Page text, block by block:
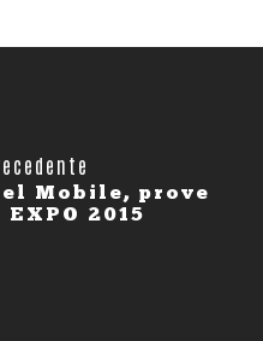
Mobile, prove
2015